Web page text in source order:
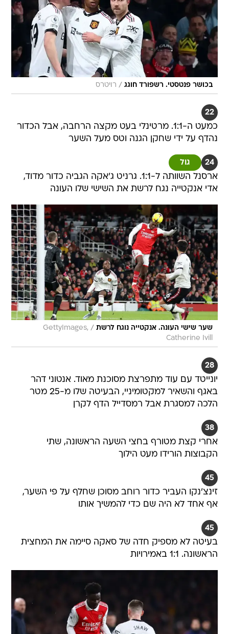
בכושר פנטסטי. רשפורד חוגג / רויטרס
22
כמעט ה-1:1. מרטינלי בעט מקצה הרחבה, אבל הכדור
נהדף על ידי שחקן הגנה וטס מעל השער
24 גול
ארסנל השוותה ל-1:1. גרניט ג'אקה הגביה כדור מדוד,
אדי אנקטייה נגח לרשת את השישי שלו העונה
שער שישי העונה. אנקטייה נוגח לרשת /
GettyImages,
Catherine Ivill
28
יונייטד עם עוד מתפרצת מסוכנת מאוד. אנטוני דהר
באגף והשאיר למקטומיניי, הבעיטה שלו מ-25 מטר
הלכה למסגרת אבל רמסדייל הדף לקרן
38
אחרי קצת מטורף בחצי השעה הראשונה, שתי
הקבוצות הורידו מעט הילוך
45
זינצ'נקו העביר כדור רוחב מסוכן שחלף על פי השער,
אף אחד לא היה שם כדי להמשיך אותו
45
בעיטה לא מספיק חדה של סאקה סיימה את המחצית
הראשונה. 1:1 באמירויות